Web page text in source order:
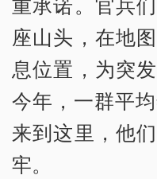
座山头，在地
息位置，为突
今年，一群平
来到这里，他
牢。